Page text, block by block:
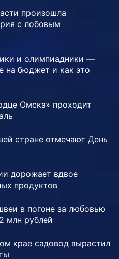
произошла
с лобовым
и олимпиадники —
на бюджет и как это
Омска» проходит
стране отмечают День
дорожает вдвое
продуктов
в погоне за любовью
млн рублей
крае садовод вырастил